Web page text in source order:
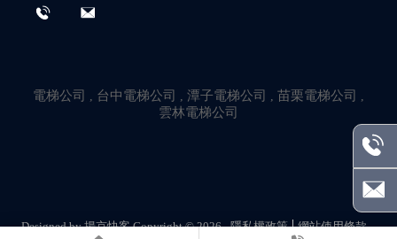
電梯公司 台中電梯公司 潭子電梯公司
苗栗電梯公司
雲林電梯公司
Designed by揚京快客Copyright © 2026 隱私權政策
網站使用條款